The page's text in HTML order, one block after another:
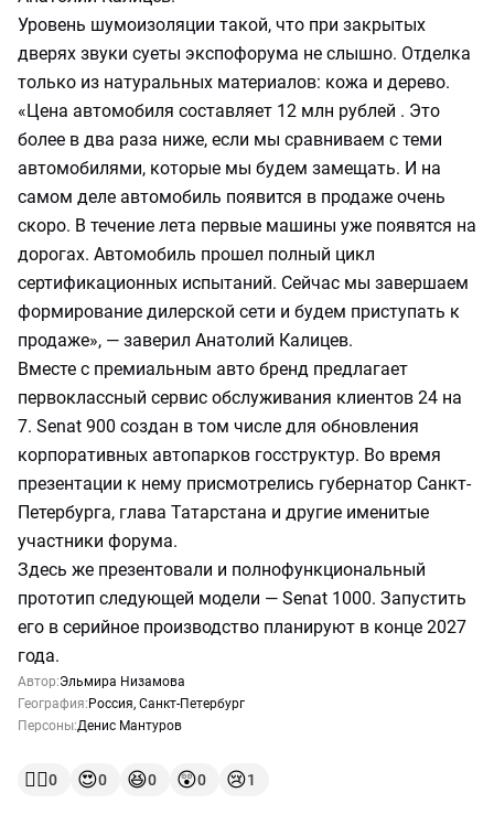
Уровень шумоизоляции такой, что при закрытых
дверях звуки суеты экспофорума не слышно. Отделка
только из натуральных материалов: кожа и дерево.
«Цена автомобиля составляет 12 млн рублей . Это
более в два раза ниже, если мы сравниваем с теми
автомобилями, которые мы будем замещать. И на
самом деле автомобиль появится в продаже очень
скоро. В течение лета первые машины уже появятся на
дорогах. Автомобиль прошел полный цикл
сертификационных испытаний. Сейчас мы завершаем
формирование дилерской сети и будем приступать к
продаже», — заверил Анатолий Калицев.
Вместе с премиальным авто бренд предлагает
первоклассный сервис обслуживания клиентов 24 на
7. Senat 900 создан в том числе для обновления
корпоративных автопарков госструктур. Во время
презентации к нему присмотрелись губернатор Санкт-
Петербурга, глава Татарстана и другие именитые
участники форума.
Здесь же презентовали и полнофункциональный
прототип следующей модели — Senat 1000. Запустить
его в серийное производство планируют в конце 2027
года.
Автор:Эльмира Низамова
География: Россия, Санкт-Петербург
Персоны:Денис Мантуров
👍🏻0 😍0 😆0 😲0 😢1